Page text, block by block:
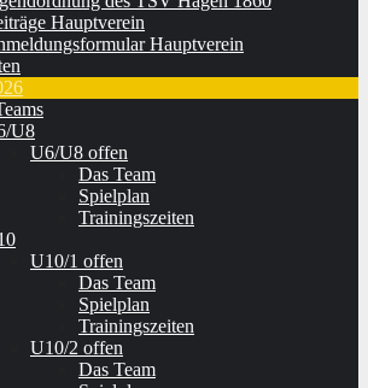
Hauptverein
Hauptverein
U8
U6/U8 offen
Das Team
Spielplan
Trainingszeiten
U10/1 offen
Das Team
Spielplan
Trainingszeiten
U10/2 offen
Das Team